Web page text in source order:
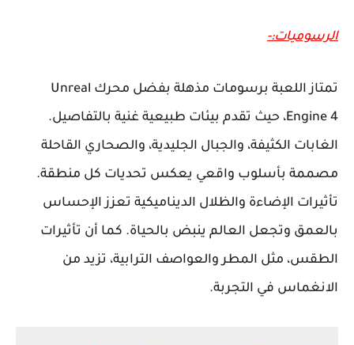
الرسوميات:-
تمتاز اللعبة برسومات مذهلة بفضل محرك Unreal
Engine 4، حيث تقدم بيئات طبيعية غنية بالتفاصيل.
الغابات الكثيفة، والجبال الجليدية، والصحاري القاحلة
مصممة بأسلوب واقعي يعكس تحديات كل منطقة.
تأثيرات الإضاءة والظلال الديناميكية تعزز الإحساس
بالعمق وتجعل العالم ينبض بالحياة. كما أن تأثيرات
الطقس، مثل المطر والعواصف الترابية، تزيد من
الانغماس في التجربة.